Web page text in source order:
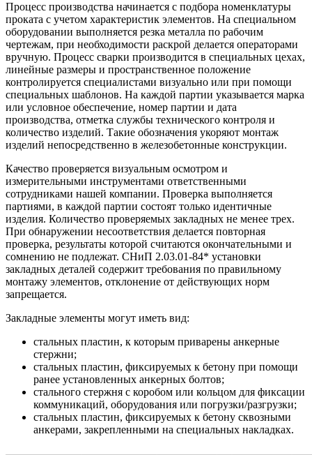
Процесс производства начинается с подбора номенклатуры
проката с учетом характеристик элементов. На специальном
оборудовании выполняется резка металла по рабочим
чертежам, при необходимости раскрой делается операторами
вручную. Процесс сварки производится в специальных цехах,
линейные размеры и пространственное положение
контролируется специалистами визуально или при помощи
специальных шаблонов. На каждой партии указывается марка
или условное обеспечение, номер партии и дата
производства, отметка службы технического контроля и
количество изделий. Такие обозначения укоряют монтаж
изделий непосредственно в железобетонные конструкции.
Качество проверяется визуальным осмотром и
измерительными инструментами ответственными
сотрудниками нашей компании. Проверка выполняется
партиями, в каждой партии состоят только идентичные
изделия. Количество проверяемых закладных не менее трех.
При обнаружении несоответствия делается повторная
проверка, результаты которой считаются окончательными и
сомнению не подлежат. СНиП 2.03.01-84* установки
закладных деталей содержит требования по правильному
монтажу элементов, отклонение от действующих норм
запрещается.
Закладные элементы могут иметь вид:
стальных пластин, к которым приварены анкерные
стержни;
стальных пластин, фиксируемых к бетону при помощи
ранее установленных анкерных болтов;
стального стержня с коробом или кольцом для фиксации
коммуникаций, оборудования или погрузки/разгрузки;
стальных пластин, фиксируемых к бетону сквозными
анкерами, закрепленными на специальных накладках.